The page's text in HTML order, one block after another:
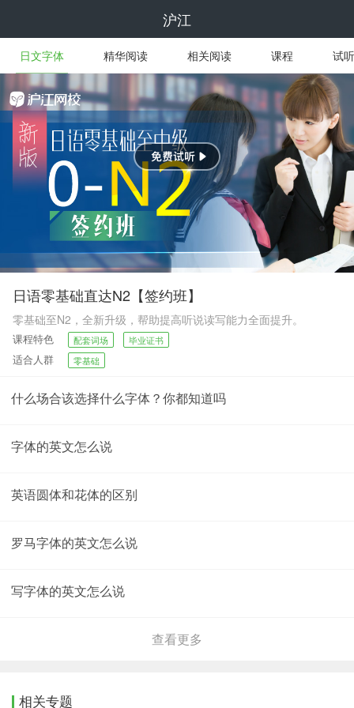
沪江
日文字体 精华阅读 相关阅读 课程 试听
日语零基础直达N2【签约班】
零基础至N2，全新升级，帮助提高听说读写能力全面提升。
课程特色 配套词场 毕业证书
适合人群 零基础
什么场合该选择什么字体？你都知道吗
字体的英文怎么说
英语圆体和花体的区别
罗马字体的英文怎么说
写字体的英文怎么说
查看更多
相关专题